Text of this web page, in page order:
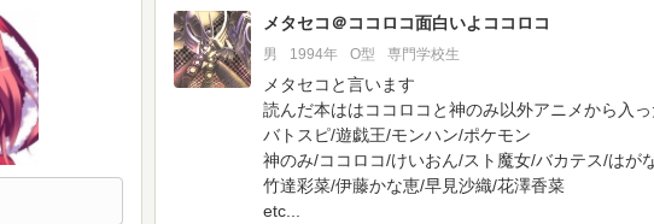
2 メタセコ＠ココロコ面白いよココロコ
男 1994年 O型 専門学校生
メタセコと言います
読んだ本ははココロコと神のみ以外アニメから入
バトスピ/遊戯王/モンハン/ポケモン
神のみ/ココロコ/けいおん/スト魔女/バカテス/はが
竹達彩菜/伊藤かな恵/早見沙織/花澤香菜
etc...